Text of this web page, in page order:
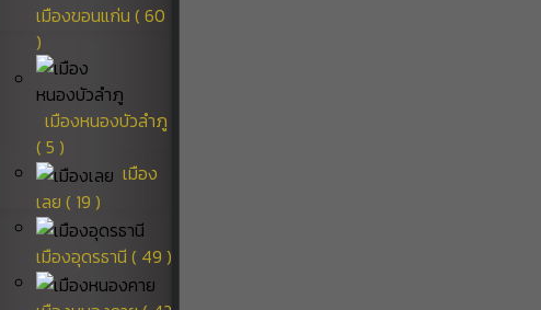
เมืองขอนแก่น ( 60
)
เมืองหนองบัวลำภู
( 5 )
เมือง
เลย ( 19 )
เมืองอุดรธานี ( 49 )